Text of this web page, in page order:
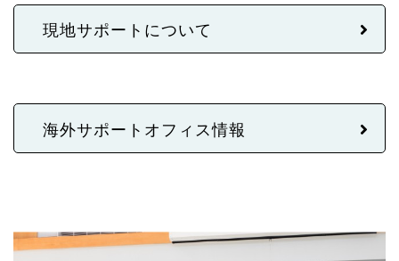
現地サポートについて
海外サポートオフィス情報